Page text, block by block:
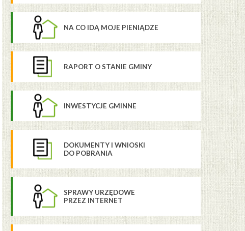
NA CO IDĄ MOJE PIENIĄDZE
RAPORT O STANIE GMINY
INWESTYCJE GMINNE
DOKUMENTY I WNIOSKI
DO POBRANIA
SPRAWY URZĘDOWE
PRZEZ INTERNET